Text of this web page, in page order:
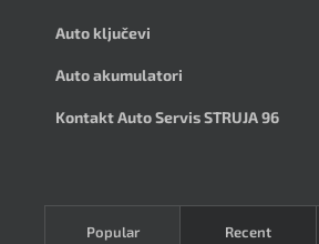
Auto ključevi
Auto akumulatori
Kontakt Auto Servis STRUJA 96
Popular Recent